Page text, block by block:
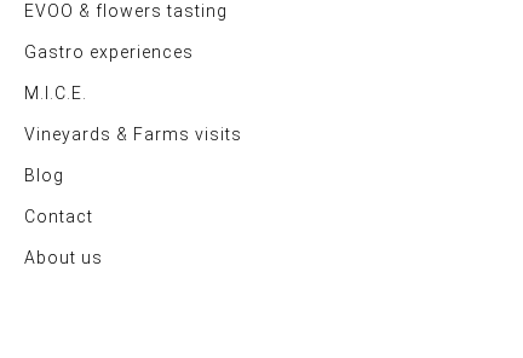
EVOO & flowers tasting
Gastro experiences
M.I.C.E.
Vineyards & Farms visits
Blog
Contact
About us